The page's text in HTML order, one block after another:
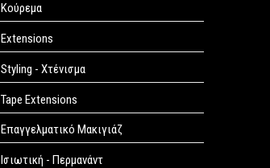
Κούρεμα
Extensions
Styling - Χτένισμα
Tape Extensions
Επαγγελματικό Μακιγιάζ
Ισιωτική - Περμανάντ